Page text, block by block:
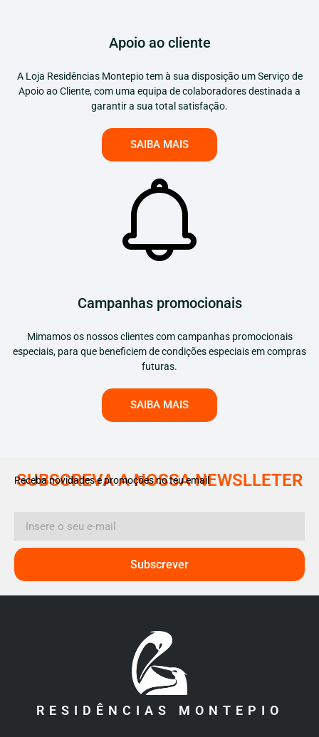
Apoio ao cliente
A Loja Residências Montepio tem à sua disposição um Serviço de
Apoio ao Cliente, com uma equipa de colaboradores destinada a
garantir a sua total satisfação.
SAIBA MAIS
Campanhas promocionais
Mimamos os nossos clientes com campanhas promocionais
especiais, para que beneficiem de condições especiais em compras
futuras.
SAIBA MAIS
SUBSCREVA A NOSSA NEWSLLETER
Receba novidades e promoções no teu email
Subscrever
RESIDÊNCIAS MONTEPIO